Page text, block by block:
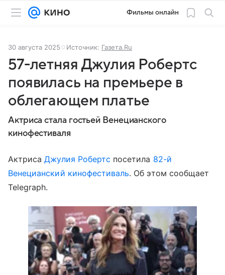
Фильмы онлайн
30 августа 2025 Источник: Газета.Ru
57-летняя Джулия Робертс
появилась на премьере в
облегающем платье
Актриса стала гостьей Венецианского
кинофестиваля
АктрисаДжулия Робертс посетила 82-й
Венецианский кинофестиваль. Об этом сообщает
Telegraph.